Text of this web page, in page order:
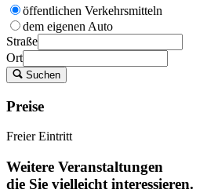
öffentlichen Verkehrsmitteln
dem eigenen Auto
Straße
Ort
Suchen
Preise
Freier Eintritt
Weitere Veranstaltungen
die Sie vielleicht interessieren.